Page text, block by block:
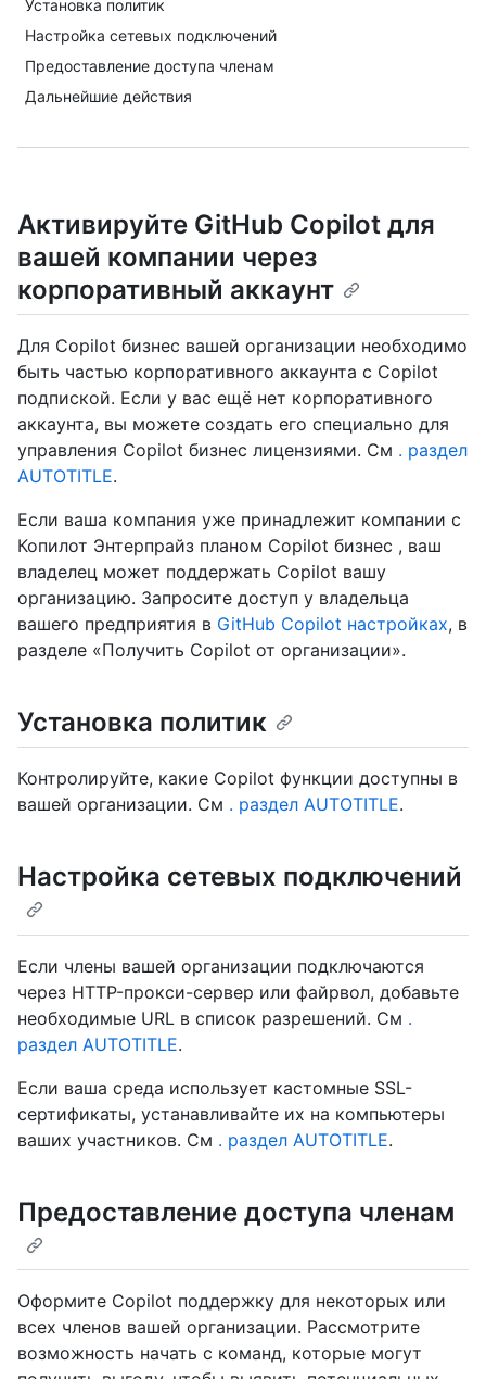
Установка политик
Настройка сетевых подключений
Предоставление доступа членам
Дальнейшие действия
Активируйте GitHub Copilot для
вашей компании через
корпоративный аккаунт
Для Copilot бизнес вашей организации необходимо
быть частью корпоративного аккаунта с Copilot
подпиской. Если у вас ещё нет корпоративного
аккаунта, вы можете создать его специально для
управления Copilot бизнес лицензиями. См . раздел
AUTOTITLE.
Если ваша компания уже принадлежит компании с
Копилот Энтерпрайз планом Copilot бизнес , ваш
владелец может поддержать Copilot вашу
организацию. Запросите доступ у владельца
вашего предприятия в GitHub Copilot настройках, в
разделе «Получить Copilot от организации».
Установка политик
Контролируйте, какие Copilot функции доступны в
вашей организации. См . раздел AUTOTITLE.
Настройка сетевых подключений
Если члены вашей организации подключаются
через HTTP-прокси-сервер или файрвол, добавьте
необходимые URL в список разрешений. См .
раздел AUTOTITLE.
Если ваша среда использует кастомные SSL-
сертификаты, устанавливайте их на компьютеры
ваших участников. См . раздел AUTOTITLE.
Предоставление доступа членам
Оформите Copilot поддержку для некоторых или
всех членов вашей организации. Рассмотрите
возможность начать с команд, которые могут